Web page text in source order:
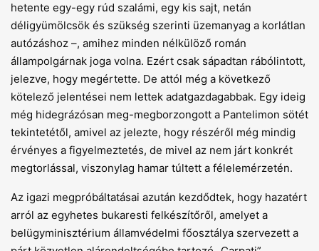
hetente egy-egy rúd szalámi, egy kis sajt, netán
déligyümölcsök és szükség szerinti üzemanyag a korlátlan
autózáshoz –, amihez minden nélkülöző román
állampolgárnak joga volna. Ezért csak sápadtan rábólintott,
jelezve, hogy megértette. De attól még a következő
kötelező jelentései nem lettek adatgazdagabbak. Egy ideig
még hidegrázósan meg-megborzongott a Pantelimon sötét
tekintetétől, amivel az jelezte, hogy részéről még mindig
érvényes a figyelmeztetés, de mivel az nem járt konkrét
megtorlással, viszonylag hamar túltett a félelemérzetén.
Az igazi megpróbáltatásai azután kezdődtek, hogy hazatért
arról az egyhetes bukaresti felkészítőről, amelyet a
belügyminisztérium államvédelmi főosztálya szervezett a